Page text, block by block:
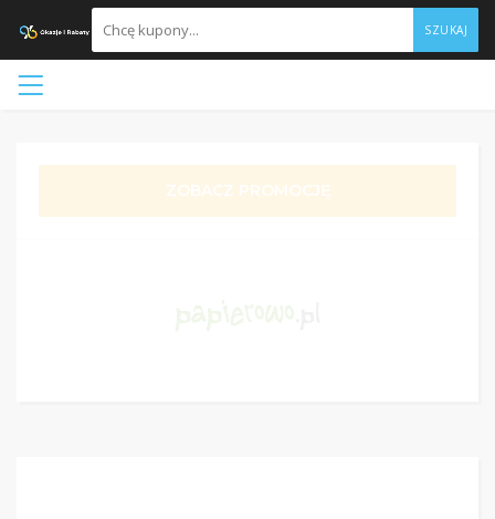
SZUKAJ
ZOBACZ PROMOCJĘ